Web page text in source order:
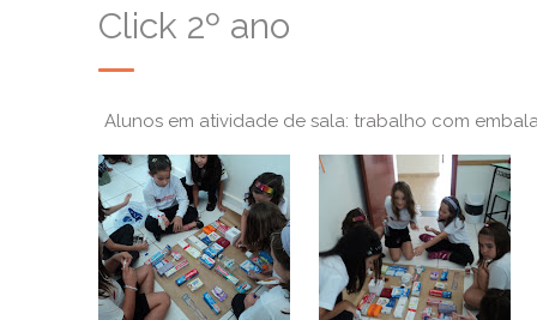
Click 2º ano
Alunos em atividade de sala: trabalho com